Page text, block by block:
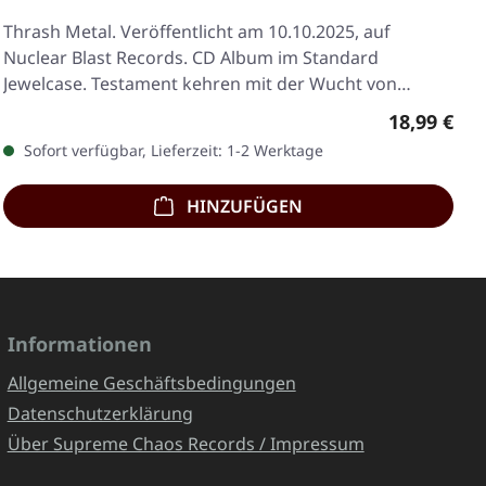
Thrash Metal. Veröffentlicht am 10.10.2025, auf
Nuclear Blast Records. CD Album im Standard
Jewelcase. Testament kehren mit der Wucht von
Regulärer
18,99 €
Sofort verfügbar, Lieferzeit: 1-2 Werktage
HINZUFÜGEN
Informationen
Allgemeine Geschäftsbedingungen
Datenschutzerklärung
Über Supreme Chaos Records / Impressum